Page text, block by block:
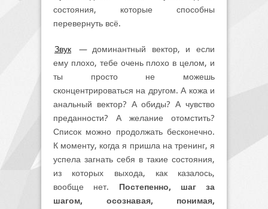
состояния, которые способны
перевернуть всё.
Звук — доминантный вектор, и если
ему плохо, тебе очень плохо в целом, и
ты просто не можешь
сконцентрироваться на другом. А кожа и
анальный вектор? А обиды? А чувство
преданности? А желание отомстить?
Список можно продолжать бесконечно.
К моменту, когда я пришла на тренинг, я
успела загнать себя в такие состояния,
из которых выхода, как казалось,
вообще нет. Постепенно, шаг за
шагом, осознавая, понимая,